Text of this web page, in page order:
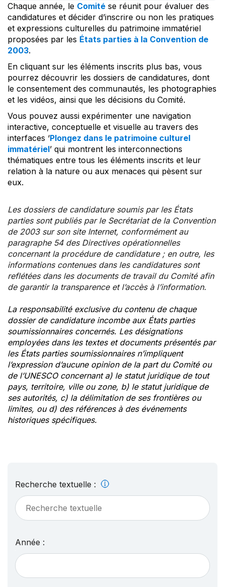
Chaque année, le Comité se réunit pour évaluer des
candidatures et décider d’inscrire ou non les pratiques
et expressions culturelles du patrimoine immatériel
proposées par les États parties à la Convention de
2003.
En cliquant sur les éléments inscrits plus bas, vous
pourrez découvrir les dossiers de candidatures, dont
le consentement des communautés, les photographies
et les vidéos, ainsi que les décisions du Comité.
Vous pouvez aussi expérimenter une navigation
interactive, conceptuelle et visuelle au travers des
interfaces ‘Plongez dans le patrimoine culturel
immatériel’ qui montrent les interconnections
thématiques entre tous les éléments inscrits et leur
relation à la nature ou aux menaces qui pèsent sur
eux.
Les dossiers de candidature soumis par les États
parties sont publiés par le Secrétariat de la Convention
de 2003 sur son site Internet, conformément au
paragraphe 54 des Directives opérationnelles
concernant la procédure de candidature ; en outre, les
informations contenues dans les candidatures sont
reflétées dans les documents de travail du Comité afin
de garantir la transparence et l’accès à l’information.
La responsabilité exclusive du contenu de chaque
dossier de candidature incombe aux États parties
soumissionnaires concernés. Les désignations
employées dans les textes et documents présentés par
les États parties soumissionnaires n’impliquent
l’expression d’aucune opinion de la part du Comité ou
de l’UNESCO concernant a) le statut juridique de tout
pays, territoire, ville ou zone, b) le statut juridique de
ses autorités, c) la délimitation de ses frontières ou
limites, ou d) des références à des événements
historiques spécifiques.
Recherche textuelle :
Année :